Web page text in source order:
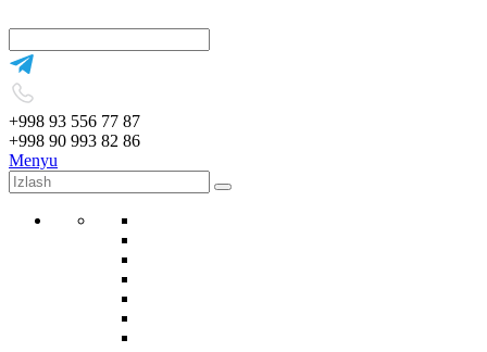
+998 93 556 77 87
+998 90 993 82 86
Menyu